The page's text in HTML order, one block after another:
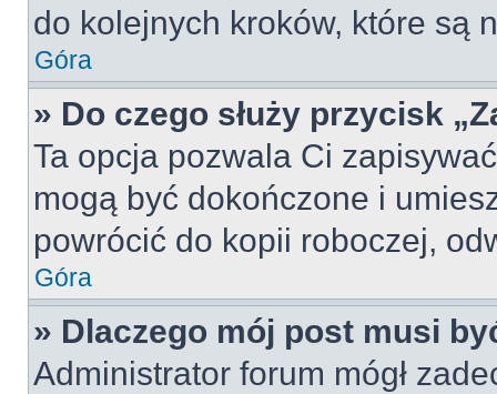
do kolejnych kroków, które są
Góra
» Do czego służy przycisk
Ta opcja pozwala Ci
mogą być dokończone i
powrócić do kopii roboczej,
Góra
» Dlaczego mój post musi
Administrator forum mógł